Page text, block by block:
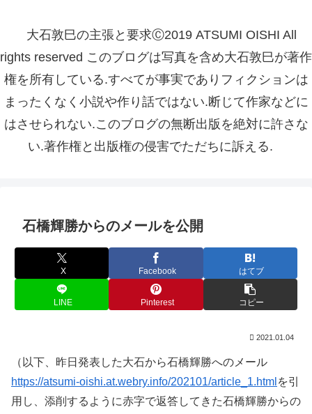
大石敦巳の主張と要求Ⓒ2019 ATSUMI OISHI All
rights reserved このブログは写真を含め大石敦巳が著作
権を所有している.すべてが事実でありフィクションは
まったくなく小説や作り話ではない.断じて作家などに
はさせられない.このブログの無断出版を絶対に許さな
い.著作権と出版権の侵害でただちに訴える.
石橋輝勝からのメールを公開
X Facebook はてブ
LINE Pinterest コピー
2021.01.04
（以下、昨日発表した大石から石橋輝勝へのメール
https://atsumi-oishi.at.webry.info/202101/article_1.html を引
用し、添削するように赤字で返答してきた石橋輝勝からの